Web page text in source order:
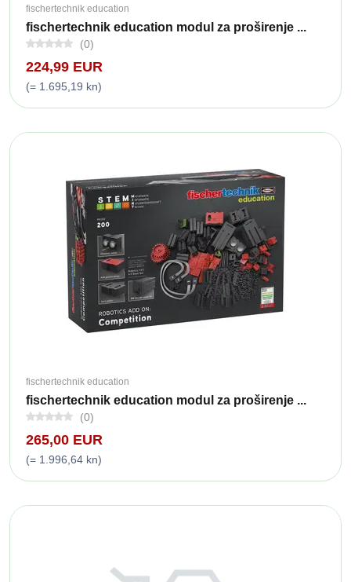
fischertechnik education
fischertechnik education modul za proširenje ...
(0)
224,99 EUR
(= 1.695,19 kn)
fischertechnik education
fischertechnik education modul za proširenje ...
(0)
265,00 EUR
(= 1.996,64 kn)